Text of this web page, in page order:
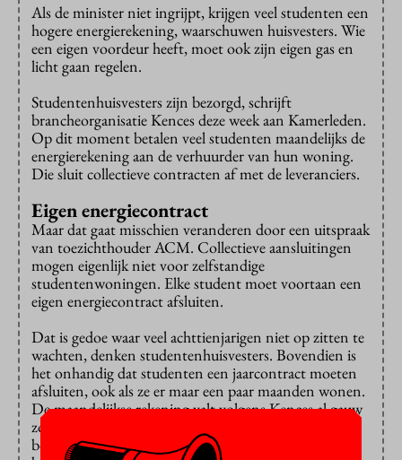
Als de minister niet ingrijpt, krijgen veel studenten een
hogere energierekening, waarschuwen huisvesters. Wie
een eigen voordeur heeft, moet ook zijn eigen gas en
licht gaan regelen.
Studentenhuisvesters zijn bezorgd, schrijft
brancheorganisatie Kences deze week aan Kamerleden.
Op dit moment betalen veel studenten maandelijks de
energierekening aan de verhuurder van hun woning.
Die sluit collectieve contracten af met de leveranciers.
Eigen energiecontract
Maar dat gaat misschien veranderen door een uitspraak
van toezichthouder ACM. Collectieve aansluitingen
mogen eigenlijk niet voor zelfstandige
studentenwoningen. Elke student moet voortaan een
eigen energiecontract afsluiten.
Dat is gedoe waar veel achttienjarigen niet op zitten te
wachten, denken studentenhuisvesters. Bovendien is
het onhandig dat studenten een jaarcontract moeten
afsluiten, ook als ze er maar een paar maanden wonen.
De maandelijkse rekening valt volgens Kences al gauw
zo’n twintig euro duurder uit. Daar komt bij dat de
bouwkosten voor nieuwe kamers hoger uitvallen en